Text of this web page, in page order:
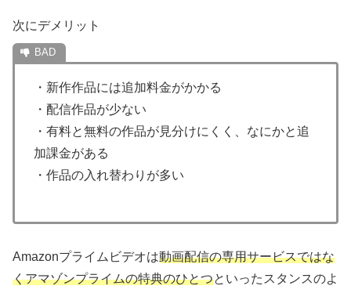
次にデメリット
・新作作品には追加料金がかかる
・配信作品が少ない
・有料と無料の作品が見分けにくく、なにかと追
加課金がある
・作品の入れ替わりが多い
Amazonプライムビデオは動画配信の専用サービスではな
くアマゾンプライムの特典のひとつといったスタンスのよ